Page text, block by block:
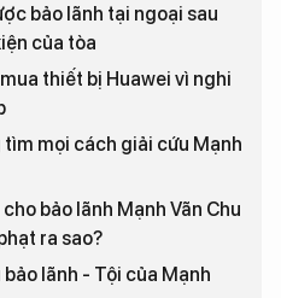
bảo lãnh tại ngoại sau
của tòa
thiết bị Huawei vì nghi
mọi cách giải cứu Mạnh
bảo lãnh Mạnh Vãn Chu
ra sao?
lãnh - Tội của Mạnh